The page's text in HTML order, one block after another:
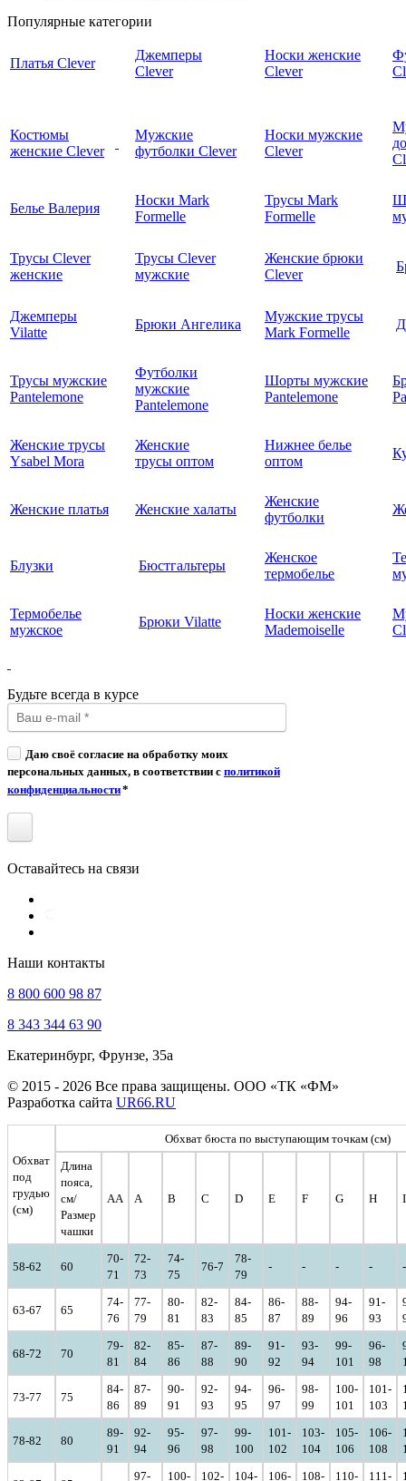
Популярные категории
Платья Clever
Джемперы
Clever
Носки женские
Clever
Костюмы
женские Clever
Мужские
футболки Clever
Носки мужские
Clever
Белье Валерия
Носки Mark
Formelle
Трусы Mark
Formelle
Трусы Clever
женские
Трусы Clever
мужские
Женские брюки
Clever
Джемперы
Vilatte
Брюки Ангелика
Мужские трусы
Mark Formelle
Трусы мужские
Pantelemone
Футболки
мужские
Pantelemone
Шорты мужские
Pantelemone
Женские трусы
Ysabel Mora
Женские
трусы оптом
Нижнее белье
оптом
Женские платья Женские халаты
Женские
футболки
Блузки Бюстгальтеры
Женское
термобелье
Термобелье
мужское
Брюки Vilatte
Носки женские
Mademoiselle
Будьте всегда в курсе
Даю своё согласие на обработку моих
персональных данных, в соответствии с политикой
конфиденциальности*
Оставайтесь на связи
Наши контакты
8 800 600 98 87
8 343 344 63 90
Екатеринбург, Фрунзе, 35а
© 2015 - 2026 Все права защищены. ООО «ТК «ФМ»
Разработка сайта UR66.RU
Обхват
под
грудью
(см)
Обхват бюста по выступающим точкам (см)
Длина
пояса,
см/
Размер
чашки
AA A B C D E F G H I
58-62 60
70-
71
72-
73
74-
75
76-7
78-
79
- - - - -
63-67 65
74-
76
77-
79
80-
81
82-
83
84-
85
86-
87
88-
89
94-
96
91-
93
68-72 70
79-
81
82-
84
85-
86
87-
88
89-
90
91-
92
93-
94
99-
101
96-
98
73-77 75
84-
86
87-
89
90-
91
92-
93
94-
95
96-
97
98-
99
100-
101
101-
103
78-82 80
89-
91
92-
94
95-
96
97-
98
99-
100
101-
102
103-
104
105-
106
106-
108
97- 100- 102- 104- 106- 108- 110- 111-